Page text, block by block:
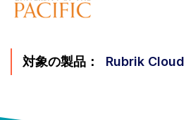
対象の製品： Rubrik